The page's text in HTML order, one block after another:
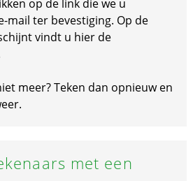
op de link die we u
mail ter bevestiging. Op de
vindt u hier de
meer? Teken dan opnieuw en
met een